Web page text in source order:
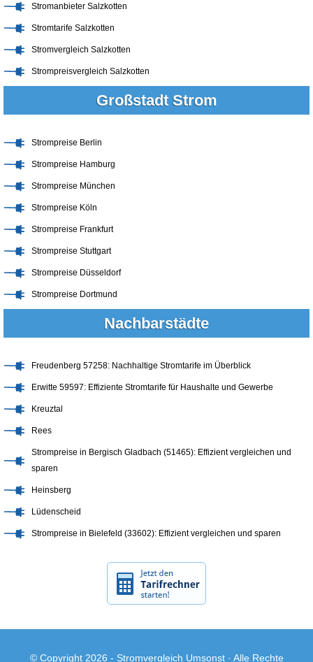
Stromanbieter Salzkotten
Stromtarife Salzkotten
Stromvergleich Salzkotten
Strompreisvergleich Salzkotten
Großstadt Strom
Strompreise Berlin
Strompreise Hamburg
Strompreise München
Strompreise Köln
Strompreise Frankfurt
Strompreise Stuttgart
Strompreise Düsseldorf
Strompreise Dortmund
Nachbarstädte
Freudenberg 57258: Nachhaltige Stromtarife im Überblick
Erwitte 59597: Effiziente Stromtarife für Haushalte und Gewerbe
Kreuztal
Rees
Strompreise in Bergisch Gladbach (51465): Effizient vergleichen und
sparen
Heinsberg
Lüdenscheid
Strompreise in Bielefeld (33602): Effizient vergleichen und sparen
© Copyright 2026 - Stromvergleich Umsonst· Alle Rechte